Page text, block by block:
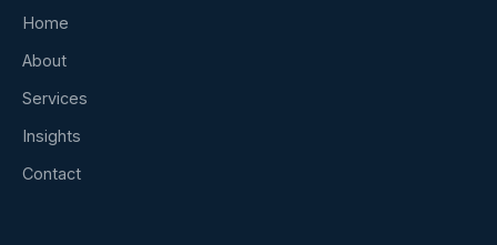
Home
About
Services
Insights
Contact